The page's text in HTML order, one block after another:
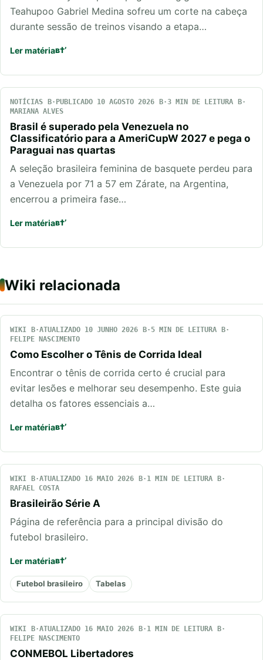
Teahupoo Gabriel Medina sofreu um corte na cabeça
durante sessão de treinos visando a etapa…
Ler matéria
NOTÍCIAS PUBLICADO 10 AGOSTO 2026
3 MIN DE LEITURA
MARIANA ALVES
Brasil é superado pela Venezuela no
Classificatório para a AmeriCupW 2027 e pega o
Paraguai nas quartas
A seleção brasileira feminina de basquete perdeu para
a Venezuela por 71 a 57 em Zárate, na Argentina,
encerrou a primeira fase…
Ler matéria
Wiki relacionada
WIKI ATUALIZADO 10 JUNHO 2026
5 MIN DE LEITURA
FELIPE NASCIMENTO
Como Escolher o Tênis de Corrida Ideal
Encontrar o tênis de corrida certo é crucial para
evitar lesões e melhorar seu desempenho. Este guia
detalha os fatores essenciais a…
Ler matéria
WIKI ATUALIZADO 16 MAIO 2026
1 MIN DE LEITURA
RAFAEL COSTA
Brasileirão Série A
Página de referência para a principal divisão do
futebol brasileiro.
Ler matéria
Futebol brasileiro Tabelas
WIKI ATUALIZADO 16 MAIO 2026
1 MIN DE LEITURA
FELIPE NASCIMENTO
CONMEBOL Libertadores